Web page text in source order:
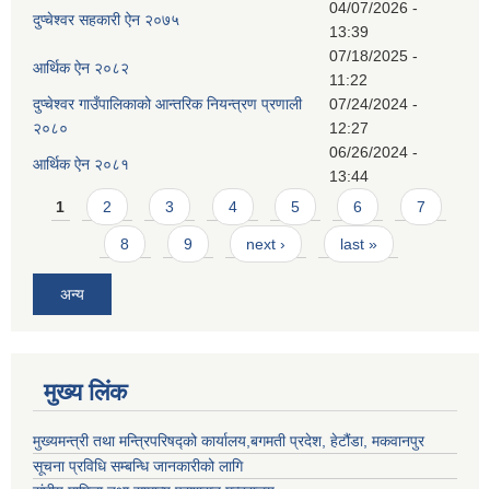
दुप्चेश्वर सहकारी ऐन २०७५
04/07/2026 -
13:39
आर्थिक ऐन २०८२
07/18/2025 -
11:22
दुप्चेश्वर गाउँपालिकाको आन्तरिक नियन्त्रण प्रणाली
२०८०
07/24/2024 -
12:27
आर्थिक ऐन २०८१
06/26/2024 -
13:44
Pages
1 2 3 4 5 6 7
8 9 next › last »
अन्य
मुख्य लिंक
मुख्यमन्त्री तथा मन्त्रिपरिषद्को कार्यालय,बगमती प्रदेश, हेटौंडा, मकवानपुर
सूचना प्रविधि सम्बन्धि जानकारीको लागि